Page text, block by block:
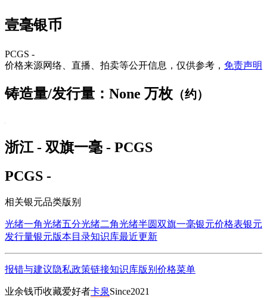
壹毫银币
PCGS -
价格来源网络、直播、拍卖等公开信息，仅供参考， 免责声明
铸造量/发行量：None 万枚 （约）
浙江 - 双旗一毫 - PCGS
PCGS -
相关银元品类版别
光绪一角光绪五分光绪二角光绪半圆双旗一毫银元价格表银元
发行量银元版本目录知识库最近更新
报错与建议隐私政策链接知识库版别 价格菜单
业余钱币收藏爱好者卡泉Since2021